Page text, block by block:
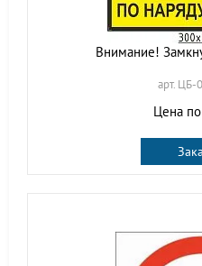
Внимание!
арт. ЦБ-
Цена